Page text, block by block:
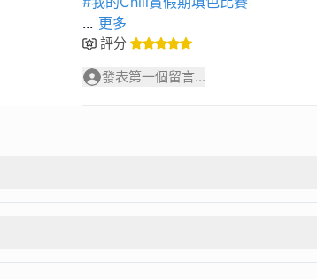
... 更多
評分
發表第一個留言...